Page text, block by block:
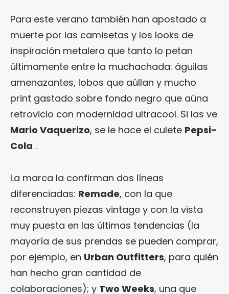
Para este verano también han apostado a
muerte por las camisetas y los looks de
inspiración metalera que tanto lo petan
últimamente entre la muchachada: águilas
amenazantes, lobos que aúllan y mucho
print gastado sobre fondo negro que aúna
retrovicio con modernidad ultracool. Si las ve
Mario Vaquerizo, se le hace el culete Pepsi-
Cola .
La marca la confirman dos líneas
diferenciadas: Remade, con la que
reconstruyen piezas vintage y con la vista
muy puesta en las últimas tendencias (la
mayoría de sus prendas se pueden comprar,
por ejemplo, en Urban Outfitters, para quién
han hecho gran cantidad de
colaboraciones); y Two Weeks, una que